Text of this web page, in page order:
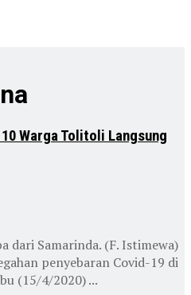
Warga Tolitoli Langsung
dari Samarinda. (F. Istimewa)
penyebaran Covid-19 di
(15/4/2020) ...